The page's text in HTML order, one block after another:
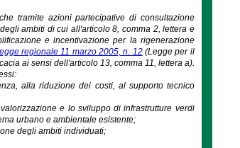
tramite azioni partecipative di consultazione
ambiti di cui all'articolo 8, comma 2, lettera e
e incentivazione per la rigenerazione
regionale 11 marzo 2005, n. 12(Legge per il
ai sensi dell'articolo 13, comma 11, lettera a).
alla riduzione dei costi, al supporto tecnico
e lo sviluppo di infrastrutture verdi
urbano e ambientale esistente;
degli ambiti individuati;